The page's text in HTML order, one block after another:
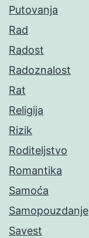
Putovanja
Rad
Radost
Radoznalost
Rat
Religija
Rizik
Roditeljstvo
Romantika
Samoća
Samopouzdanje
Savest